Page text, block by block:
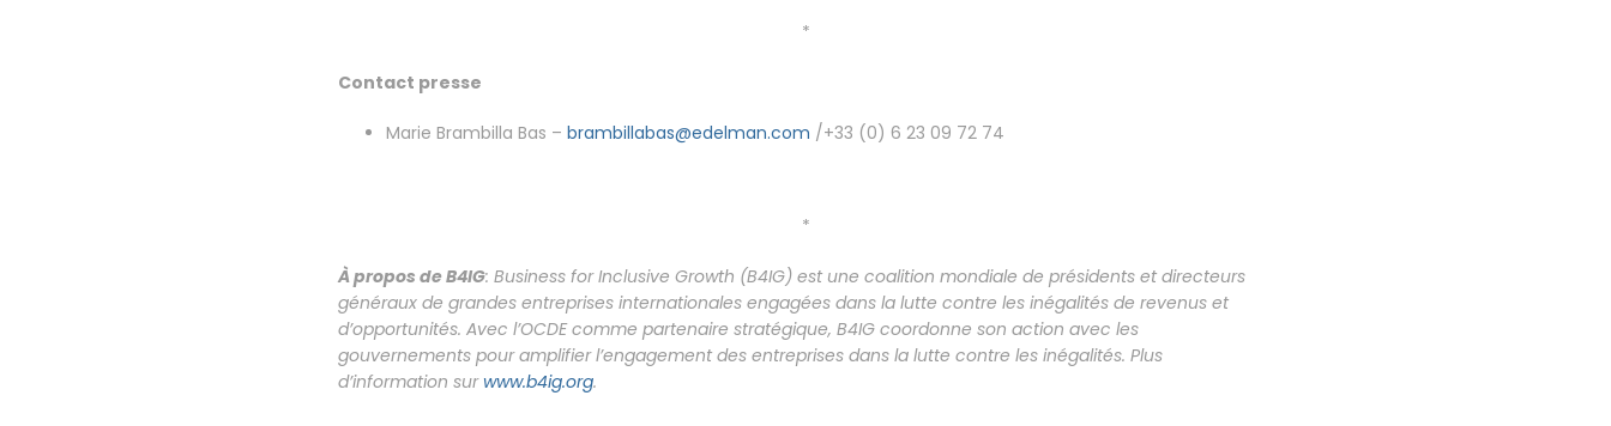
*
Contact presse
Marie Brambilla Bas – brambillabas@edelman.com /+33 (0) 6 23 09 72 74
*
À propos de B4IG: Business for Inclusive Growth (B4IG) est une coalition mondiale de présidents et directeurs
généraux de grandes entreprises internationales engagées dans la lutte contre les inégalités de revenus et
d’opportunités. Avec l’OCDE comme partenaire stratégique, B4IG coordonne son action avec les
gouvernements pour amplifier l’engagement des entreprises dans la lutte contre les inégalités. Plus
d’information surwww.b4ig.org.